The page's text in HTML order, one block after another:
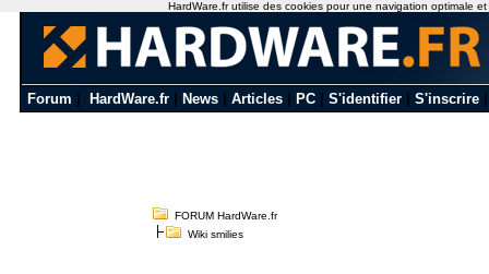
Forum HardWare.fr News Articles PC S'identifier S'inscrire
FORUM HardWare.fr
Wiki smilies
HardWare.fr utilise des cookies pour une navigation optimale